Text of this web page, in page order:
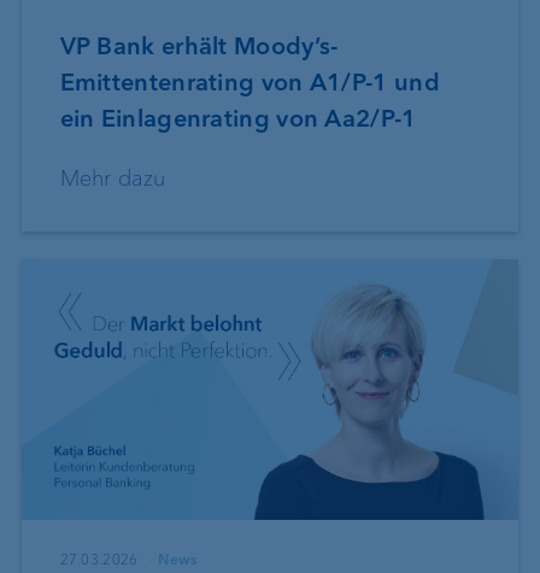
VP Bank erhält Moody’s-
Emittentenrating von A1/P-1 und
ein Einlagenrating von Aa2/P-1
Mehr dazu
27.03.2026 News